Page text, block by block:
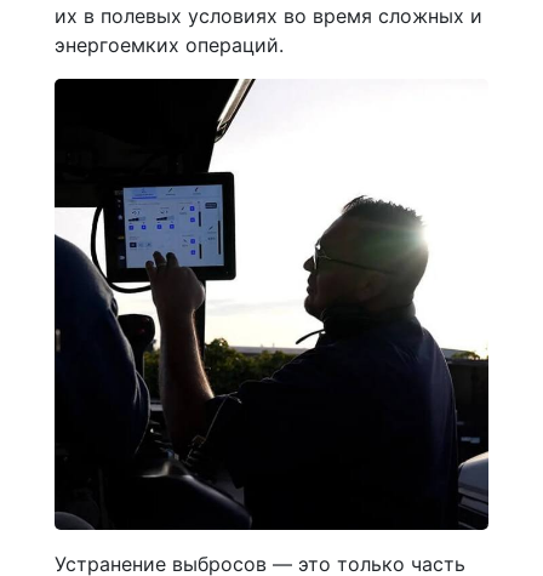
их в полевых условиях во время сложных и
энергоемких операций.
Устранение выбросов — это только часть